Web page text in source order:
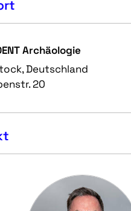
Archäologie
Deutschland
20